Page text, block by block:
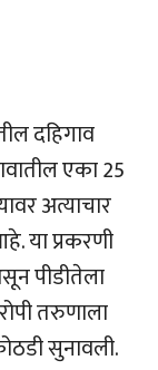
दहिगाव
एका 25
अत्याचार
या प्रकरणी
पीडीतेला
तरुणाला
सुनावली.